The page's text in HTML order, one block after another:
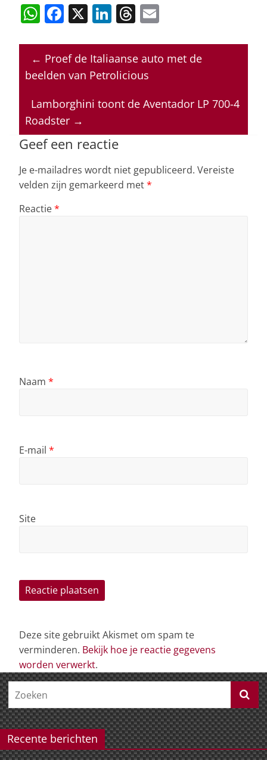
W
at
s
p
p
F
c
e
o
o
k
X Li
k
e
n
T
re
a
s
ai
l
← Proef de Italiaanse auto met de
beelden van Petrolicious
Lamborghini toont de Aventador LP 700-4
Roadster →
Geef een reactie
Je e-mailadres wordt niet gepubliceerd. Vereiste
velden zijn gemarkeerd met*
Reactie*
Naam *
E-mail *
Site
Deze site gebruikt Akismet om spam te
verminderen. Bekijk hoe je reactie gegevens
worden verwerkt.
Recente berichten